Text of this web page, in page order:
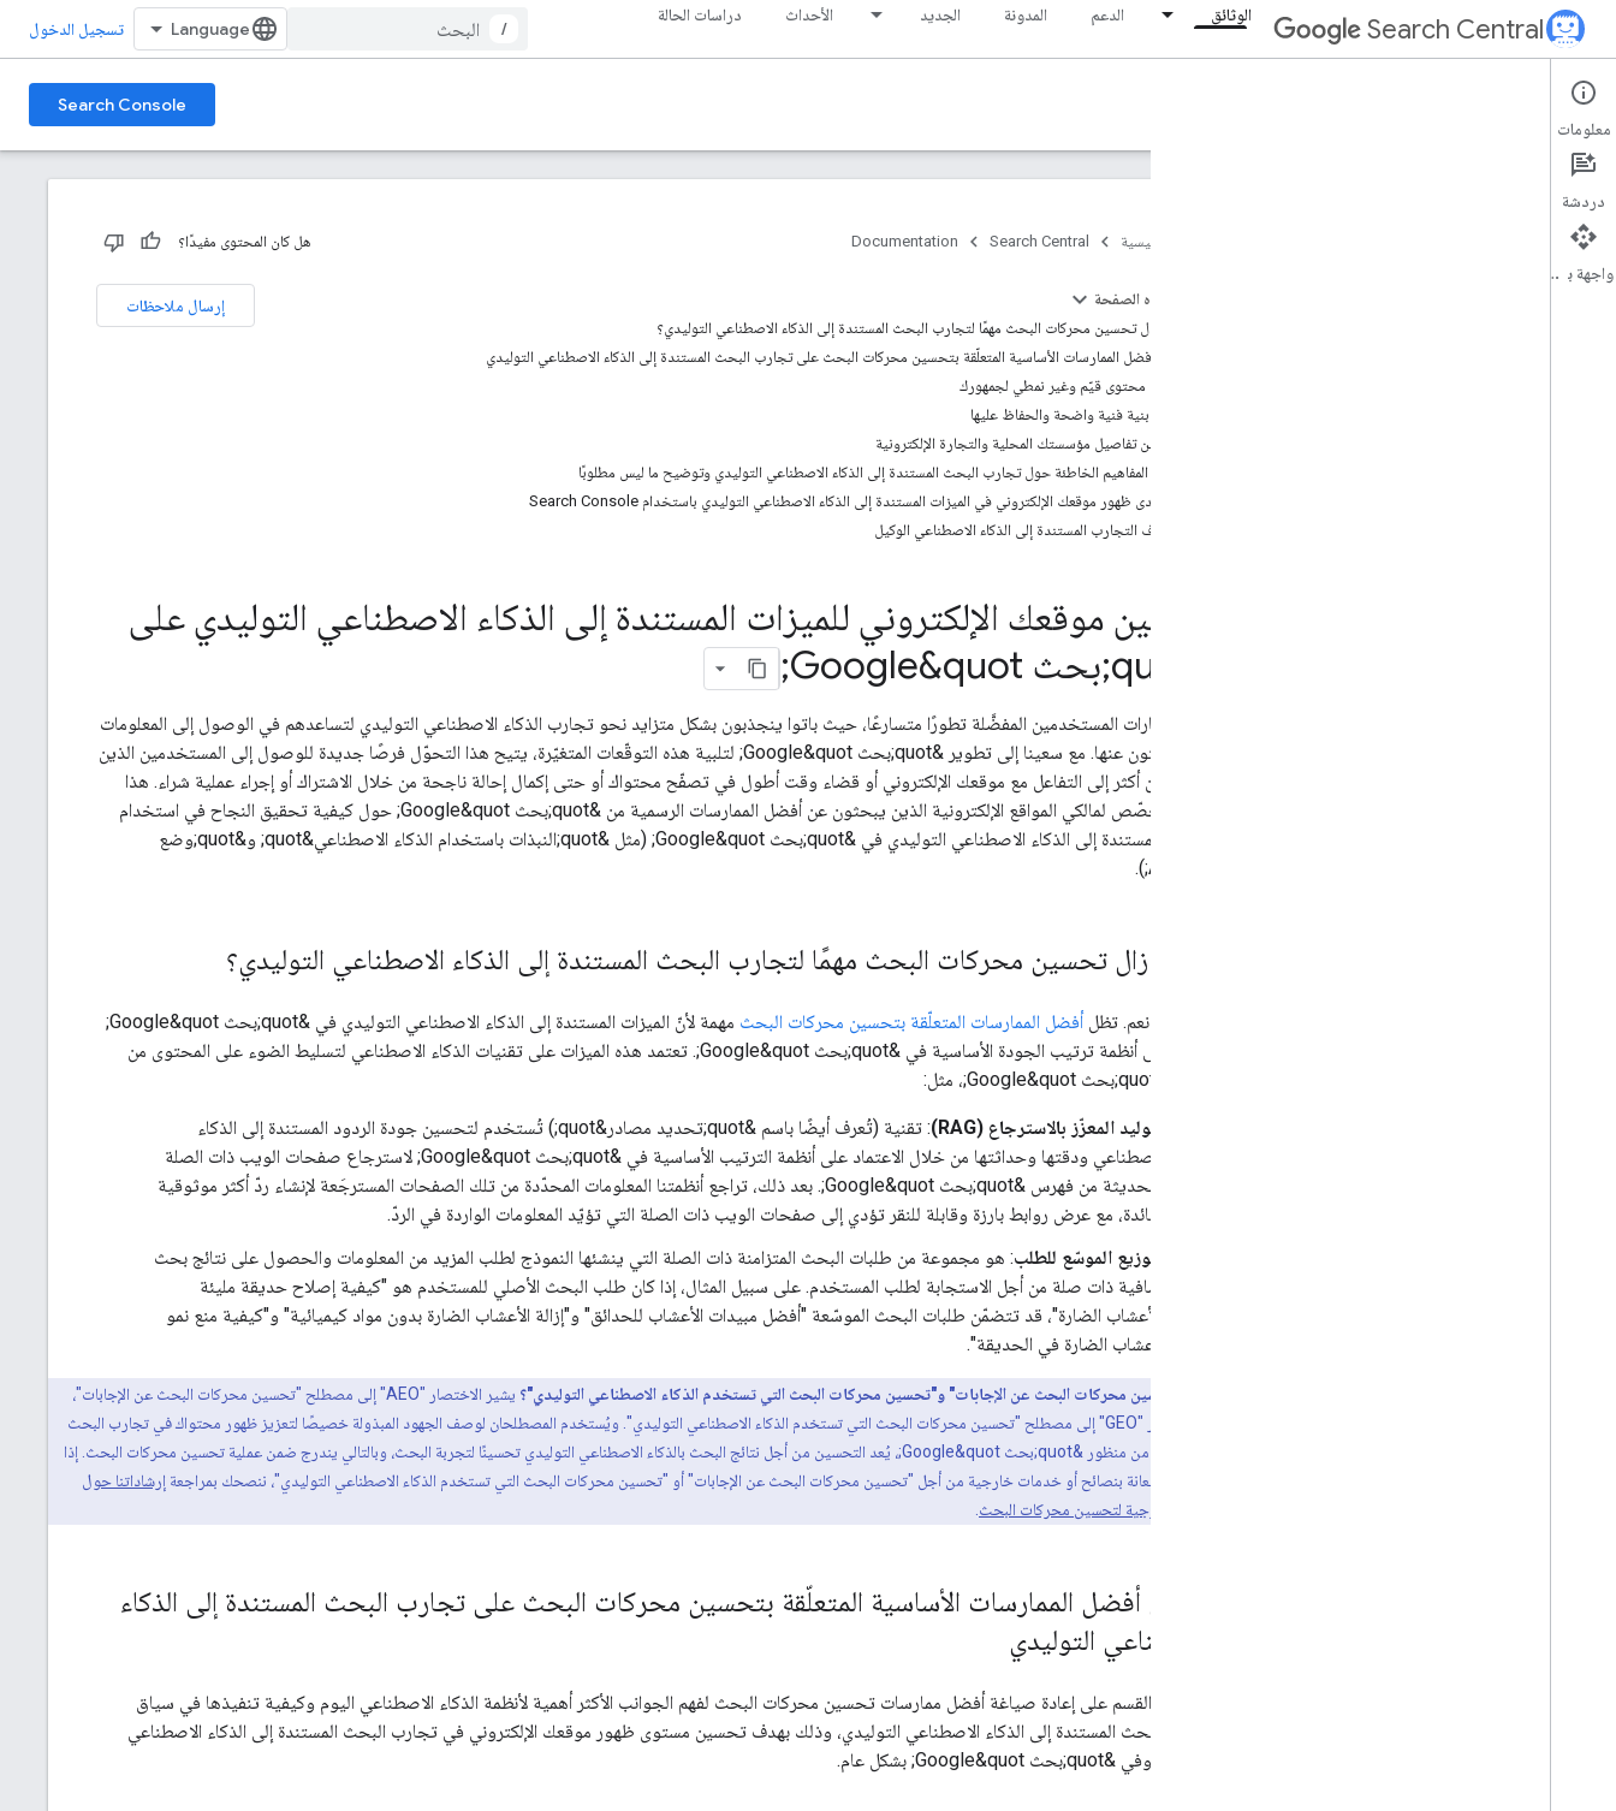
Search Central الوثائق الدعم المدونة الجديد الأحداث دراسات الحالة
/ تسجيل الدخول
Documentation
Search Console
أساسيات تحسين محركات البحث
الصفحة الرئيسية Search Central
Documentation هل كان المحتوى مفيدًا؟
إرسال ملاحظات
على هذه الصفحة
هل ما زال تحسين محركات البحث مهمًا لتجارب البحث المستندة إلى الذكاء الاصطناعي التوليدي؟
تطبيق أفضل الممارسات الأساسية المتعلّقة بتحسين محركات البحث على تجارب البحث المستندة إلى الذكاء الاصطناعي التوليدي
تقديم محتوى قيّم وغير نمطي لجمهورك
إنشاء بنية فنية واضحة والحفاظ عليها
تحسين تفاصيل مؤسستك المحلية والتجارة الإلكترونية
تصحيح المفاهيم الخاطئة حول تجارب البحث المستندة إلى الذكاء الاصطناعي التوليدي وتوضيح ما ليس مطلوبًا
قياس مدى ظهور موقعك الإلكتروني في الميزات المستندة إلى الذكاء الاصطناعي التوليدي باستخدام Search Console
استكشاف التجارب المستندة إلى الذكاء الاصطناعي الوكيل
تحسين موقعك الإلكتروني للميزات المستندة إلى الذكاء الاصطناعي التوليدي على
تشهد خيارات المستخدمين المفضَّلة تطورًا متسارعًا، حيث باتوا ينجذبون بشكل متزايد نحو تجارب الذكاء الاصطناعي التوليدي لتساعدهم في الوصول إلى المعلومات
التي يبحثون عنها. مع سعينا إلى تطوير &quot;بحث Google&quot; لتلبية هذه التوقّعات المتغيّرة، يتيح هذا التحوّل فرصًا جديدة للوصول إلى المستخدمين الذين
قد يميلون أكثر إلى التفاعل مع موقعك الإلكتروني أو قضاء وقت أطول في تصفّح محتواك أو حتى إكمال إحالة ناجحة من خلال الاشتراك أو إجراء عملية شراء. هذا
الدليل مخصّص لمالكي المواقع الإلكترونية الذين يبحثون عن أفضل الممارسات الرسمية من &quot;بحث Google&quot; حول كيفية تحقيق النجاح في استخدام
الميزات المستندة إلى الذكاء الاصطناعي التوليدي في &quot;بحث Google&quot; (مثل &quot;النبذات باستخدام الذكاء الاصطناعي&quot; و&quot;وضع
AI&quot;).
هل ما زال تحسين محركات البحث مهمًا لتجارب البحث المستندة إلى الذكاء الاصطناعي التوليدي؟
باختصار، نعم. تظلأفضل الممارسات المتعلّقة بتحسين محركات البحث
مهمة لأنّ الميزات المستندة إلى الذكاء الاصطناعي التوليدي في &quot;بحث Google&quot;
تعتمد على أنظمة ترتيب الجودة الأساسية في &quot;بحث Google&quot;. تعتمد هذه الميزات على تقنيات الذكاء الاصطناعي لتسليط الضوء على المحتوى من
التوليد المعزّز بالاسترجاع (RAG)
: تقنية (تُعرف أيضًا باسم &quot;تحديد مصادر&quot;) تُستخدم لتحسين جودة الردود المستندة إلى الذكاء
الاصطناعي ودقتها وحداثتها من خلال الاعتماد على أنظمة الترتيب الأساسية في &quot;بحث Google&quot; لاسترجاع صفحات الويب ذات الصلة
والحديثة من فهرس &quot;بحث Google&quot;. بعد ذلك، تراجع أنظمتنا المعلومات المحدّدة من تلك الصفحات المسترجَعة لإنشاء ردّ أكثر موثوقية
وفائدة، مع عرض روابط بارزة وقابلة للنقر تؤدي إلى صفحات الويب ذات الصلة التي تؤيّد المعلومات الواردة في الردّ.
التوزيع الموسّع للطلب: هو مجموعة من طلبات البحث المتزامنة ذات الصلة التي ينشئها النموذج لطلب المزيد من المعلومات والحصول على نتائج بحث
إضافية ذات صلة من أجل الاستجابة لطلب المستخدم. على سبيل المثال، إذا كان طلب البحث الأصلي للمستخدم هو "كيفية إصلاح حديقة مليئة
بالأعشاب الضارة"، قد تتضمّن طلبات البحث الموسّعة "أفضل مبيدات الأعشاب للحدائق" و"إزالة الأعشاب الضارة بدون مواد كيميائية" و"كيفية منع نمو
الأعشاب الضارة في الحديقة".
ماذا عن "تحسين محركات البحث عن الإجابات" و"تحسين محركات البحث التي تستخدم الذكاء الاصطناعي التوليدي"؟
يشير الاختصار "AEO" إلى مصطلح "تحسين محركات البحث عن الإجابات"،
بينما يشير الاختصار "GEO" إلى مصطلح "تحسين محركات البحث التي تستخدم الذكاء الاصطناعي التوليدي". ويُستخدم المصطلحان لوصف الجهود المبذولة خصيصًا لتعزيز ظهور محتواك في تجارب البحث
بالذكاء الاصطناعي. من منظور &quot;بحث Google&quot;، يُعد التحسين من أجل نتائج البحث بالذكاء الاصطناعي التوليدي تحسينًا لتجربة البحث، وبالتالي يندرج ضمن عملية تحسين محركات البحث. إذا
كنت تفكّر في الاستعانة بنصائح أو خدمات خارجية من أجل "تحسين محركات البحث عن الإجابات" أو "تحسين محركات البحث التي تستخدم الذكاء الاصطناعي التوليدي"، ننصحك بمراجعة إرشاداتنا حول
تقييم النصائح الخارجية لتحسين محركات البحث
تطبيق أفضل الممارسات الأساسية المتعلّقة بتحسين محركات البحث على تجارب البحث المستندة إلى الذكاء
الاصطناعي التوليدي
يركّز هذا القسم على إعادة صياغة أفضل ممارسات تحسين محركات البحث لفهم الجوانب الأكثر أهمية لأنظمة الذكاء الاصطناعي اليوم وكيفية تنفيذها في سياق
تجارب البحث المستندة إلى الذكاء الاصطناعي التوليدي، وذلك بهدف تحسين مستوى ظهور موقعك الإلكتروني في تجارب البحث المستندة إلى الذكاء الاصطناعي
التوليدي وفي &quot;بحث Google&quot; بشكل عام.
معلومات
دردشة
واجهة برمجة التطبيقات